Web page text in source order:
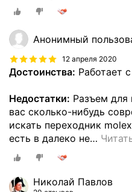
Анонимный
12 апреля 2020
Достоинства: Работает
Недостатки: Разъем для
вас сколько-нибудь
искать переходник
есть в далеко не…
Николай Павлов